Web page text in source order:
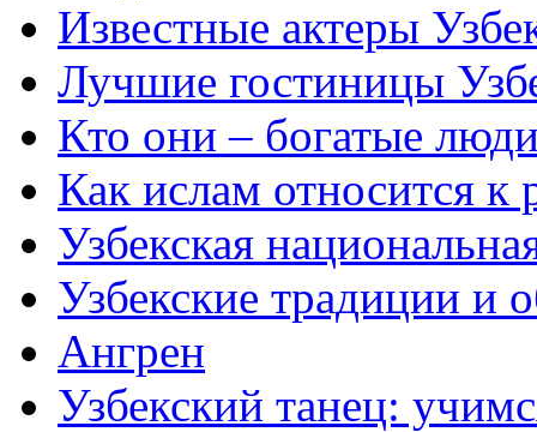
Известные актеры
Лучшие гостиницы
Кто они – богатые
Как ислам относится к
Узбекская
Узбекские традиции и
Ангрен
Узбекский танец: